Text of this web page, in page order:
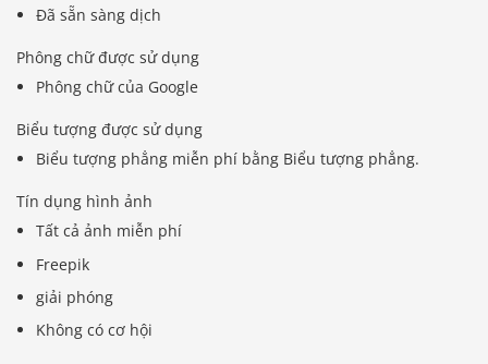
Đã sẵn sàng dịch
Phông chữ được sử dụng
Phông chữ của Google
Biểu tượng được sử dụng
Biểu tượng phẳng miễn phí bằng Biểu tượng phẳng.
Tín dụng hình ảnh
Tất cả ảnh miễn phí
Freepik
giải phóng
Không có cơ hội